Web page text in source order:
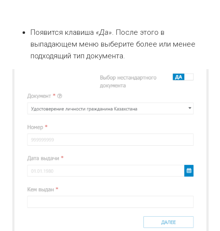
Появится клавиша «Да». После этого в
выпадающем меню выберите более или менее
подходящий тип документа.